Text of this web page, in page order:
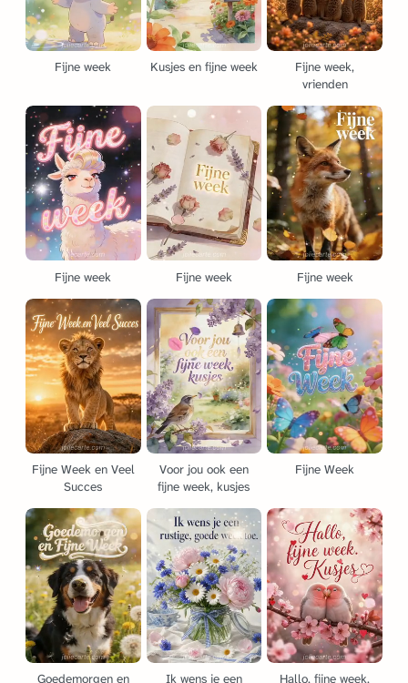
Fijne week Kusjes en fijne week
Fijne week,
vrienden
Fijne week Fijne week Fijne week
Fijne Week en Veel
Succes
Voor jou ook een
fijne week, kusjes
Fijne Week
Goedemorgen en
Ik wens je een
Hallo, fijne week.